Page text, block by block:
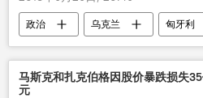
政治 乌克兰 匈牙利
乌军
马斯克和扎克伯格因股价暴跌损失
元